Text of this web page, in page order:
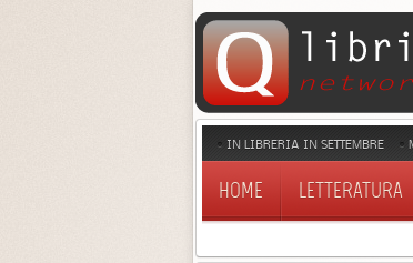
IN LIBRERIA IN SETTEMBRE
HOME LETTERATURA